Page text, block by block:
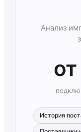
Анализ
История